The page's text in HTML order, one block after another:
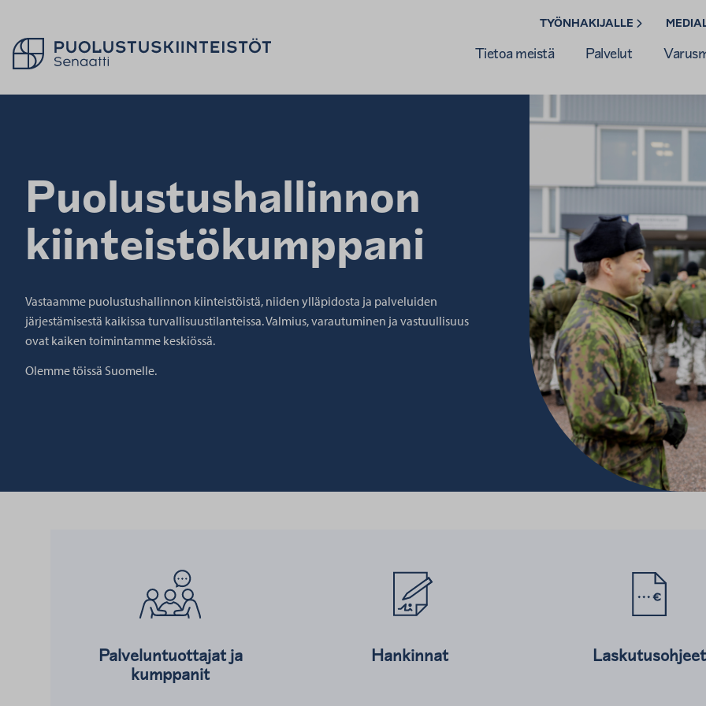
TYÖNHAKIJALLE
Palaa takaisin etusivulle Tietoa meistä Palvelut
Puolustushallinnon
kiinteistökumppani
Vastaamme puolustushallinnon kiinteistöistä, niiden ylläpidosta ja palveluiden
järjestämisestä kaikissa turvallisuustilanteissa. Valmius, varautuminen ja vastuullisuus
ovat kaiken toimintamme keskiössä.
Olemme töissä Suomelle.
Palveluntuottajat ja
kumppanit
Hankinnat Laskutusohjeet